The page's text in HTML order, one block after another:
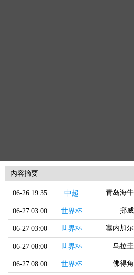
内容摘要
06-26 19:35 中超 青岛海牛
06-27 03:00 世界杯 挪威
06-27 03:00 世界杯 塞内加尔
06-27 08:00 世界杯 乌拉圭
06-27 08:00 世界杯 佛得角